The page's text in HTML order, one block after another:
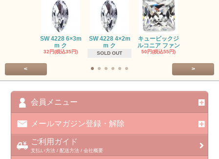
SW 4228 6×3m
m ク
32円(税込35円)
SW 4228 4×2m
m ク
SOLD OUT
キュービックジ
ルコニア ファン
50円(税込55円)
< >
会員メニュー
メールマガジン登録・解除
ご利用ガイド
支払い方法 / 配送方法 / 会社概要